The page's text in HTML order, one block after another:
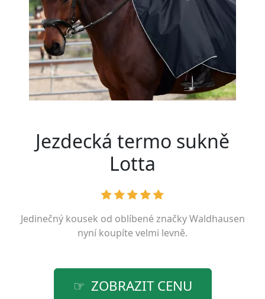
Jezdecká termo sukně
Lotta
Jedinečný kousek od oblíbené značkyWaldhausen
nyní koupíte velmi levně.
ZOBRAZIT CENU